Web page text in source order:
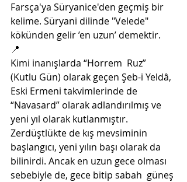
Farsça'ya Süryanice'den geçmiş bir
kelime. Süryani dilinde "Velede"
kökünden gelir ’en uzun’ demektir.
📍
Kimi inanışlarda “Horrem  Ruz”
(Kutlu Gün) olarak geçen Şeb-i Yeldâ,
Eski Ermeni takvimlerinde de
“Navasard” olarak adlandırılmış ve
yeni yıl olarak kutlanmıştır.
Zerdüştlükte de kış mevsiminin
başlangıcı, yeni yılın başı olarak da
bilinirdi. Ancak en uzun gece olması
sebebiyle de, gece bitip sabah  güneş